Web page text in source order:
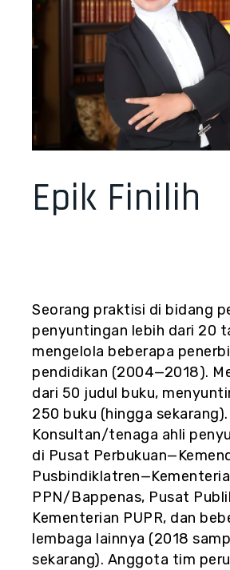
Epik Finilih
Seorang praktisi di bidang
penyuntingan lebih dari 20
mengelola beberapa
pendidikan (2004—2018).
dari 50 judul buku,
250 buku (hingga sekarang).
Konsultan/tenaga ahli
di Pusat
PPN/Bappenas, Pusat
Kementerian PUPR, dan
lembaga lainnya (2018
sekarang). Anggota tim